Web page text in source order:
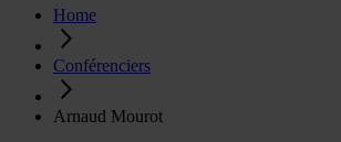
Home
Conférenciers
Arnaud Mourot